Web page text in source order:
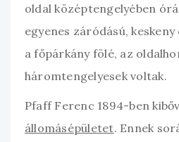
oldal középtengelyében
egyenes záródású,
a főpárkány fölé, az
háromtengelyesek voltak.
Pfaff Ferenc 1894-ben
állomásépületet. Ennek